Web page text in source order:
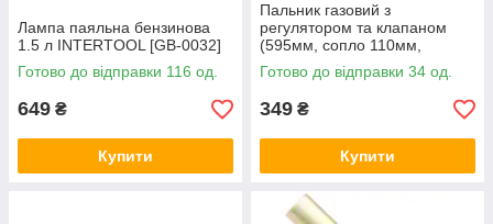
Лампа паяльна бензинова
1.5 л INTERTOOL [GB-0032]
Готово до відправки 116 од.
649 ₴
Купити
Пальник газовий з
регулятором та клапаном
(595мм, сопло 110мм,
Ø45мм) INTERTOOL [GB-
0044]
Готово до відправки 34 од.
349 ₴
Купити